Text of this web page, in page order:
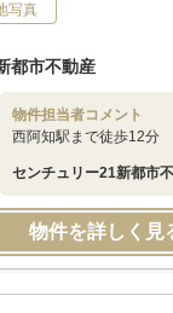
写真
都市不動産
物件担当者コメント
西阿知駅まで徒歩12分
センチュリー21新都
物件を詳しく見